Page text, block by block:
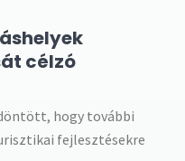
célzó
hogy további
fejlesztésekre